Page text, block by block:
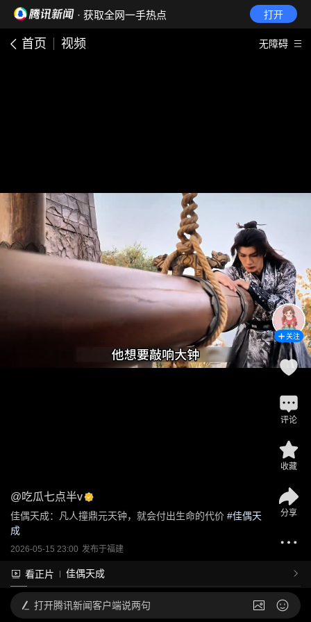
· 获取全网一手热点 打开
首页 视频 无障碍
@吃瓜七点半v
佳偶天成：凡人撞鼎元天钟，就会付出生命的代价 #佳偶天
成
2026-05-15 23:00 发布于福建
看正片 佳偶天成
关注
评论
收藏
分享
打开腾讯新闻客户端说两句